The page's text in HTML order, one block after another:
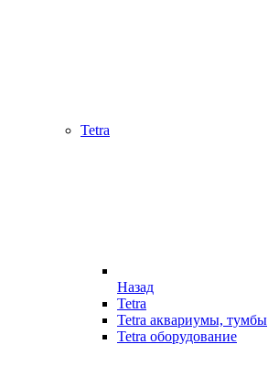
Tetra
Назад
Tetra
Tetra аквариумы, тумбы
Tetra оборудование